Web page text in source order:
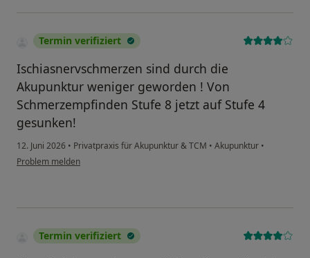
Termin verifiziert
Ischiasnervschmerzen sind durch die
Akupunktur weniger geworden ! Von
Schmerzempfinden Stufe 8 jetzt auf Stufe 4
gesunken!
12. Juni 2026 • Privatpraxis für Akupunktur & TCM • Akupunktur •
Problem melden
Termin verifiziert